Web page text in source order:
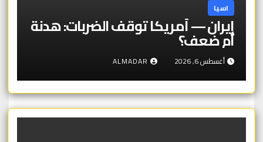
اسيا
إيران — أمريكا توقف الضربات: هدنة
أم ضعف؟
أغسطس 6, 2026 ALMADAR